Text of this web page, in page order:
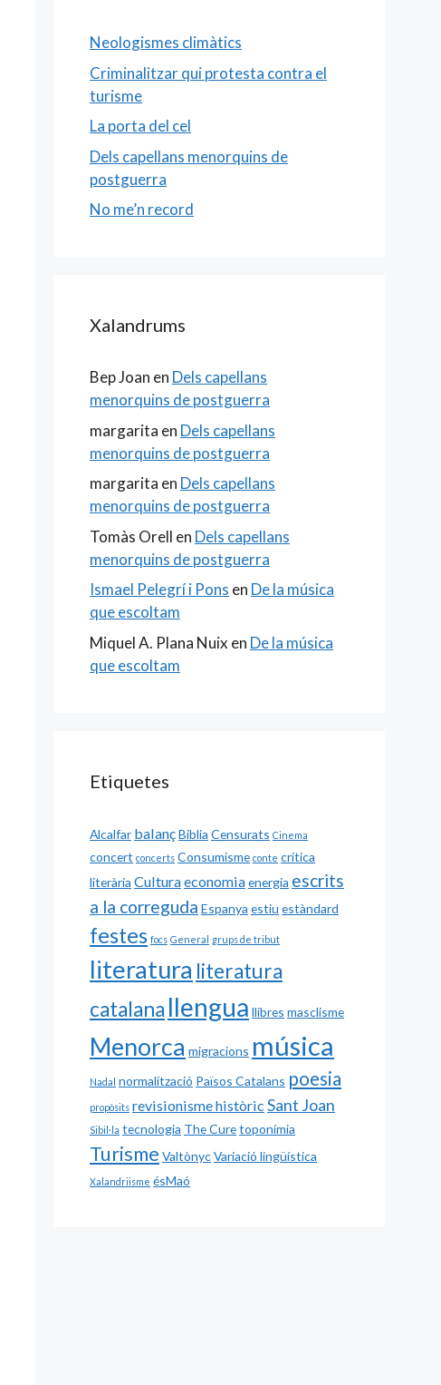
Neologismes climàtics
Criminalitzar qui protesta contra el
turisme
La porta del cel
Dels capellans menorquins de
postguerra
No me’n record
Xalandrums
Bep Joan en Dels capellans
menorquins de postguerra
margarita en Dels capellans
menorquins de postguerra
margarita en Dels capellans
menorquins de postguerra
Tomàs Orell en Dels capellans
menorquins de postguerra
Ismael Pelegrí i Pons en De la música
que escoltam
Miquel A. Plana Nuix en De la música
que escoltam
Etiquetes
Alcalfar balançBiblia Censurats Cinema
concert concerts Consumisme conte crítica
literària Culturaeconomiaenergia escrits
a la correguda Espanya estiu estàndard
festes focs General grups de tribut
literatura literatura
catalana llengua llibres masclisme
Menorca migracions música
Nadal normalització Països Catalans poesia
propòsits revisionisme històric Sant Joan
Sibil·la tecnologia The Curetoponímia
Turisme ValtònycVariació lingüística
Xalandriisme ésMaó